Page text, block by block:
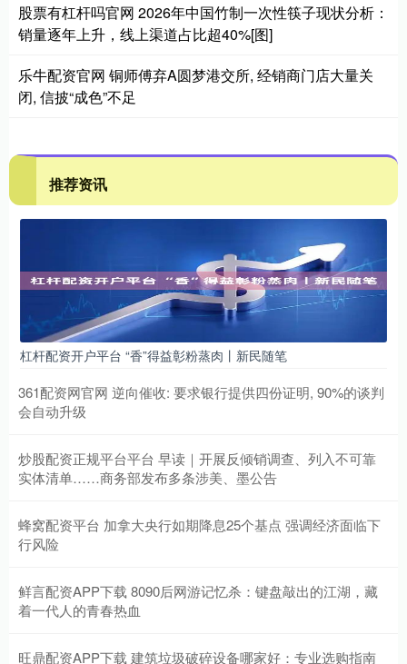
股票有杠杆吗官网 2026年中国竹制一次性筷子现状分析：
销量逐年上升，线上渠道占比超40%[图]
乐牛配资官网 铜师傅弃A圆梦港交所, 经销商门店大量关
闭, 信披“成色”不足
推荐资讯
杠杆配资开户平台 “香”得益彰粉蒸肉丨新民随笔
361配资网官网 逆向催收: 要求银行提供四份证明, 90%的谈判
会自动升级
炒股配资正规平台平台 早读｜开展反倾销调查、列入不可靠
实体清单……商务部发布多条涉美、墨公告
蜂窝配资平台 加拿大央行如期降息25个基点 强调经济面临下
行风险
鲜言配资APP下载 8090后网游记忆杀：键盘敲出的江湖，藏
着一代人的青春热血
旺鼎配资APP下载 建筑垃圾破碎设备哪家好：专业选购指南